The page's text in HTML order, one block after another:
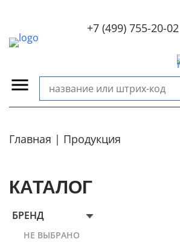
+7 (499) 755-20-02
Главная Продукция
КАТАЛОГ
БРЕНД
НЕ ВЫБРАНО